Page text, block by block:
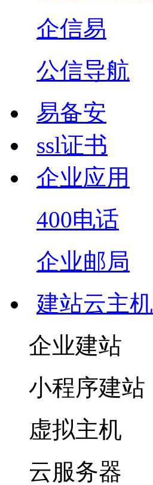
企信易
公信导航
易备安
ssl证书
企业应用
400电话
企业邮局
建站云主机
企业建站
小程序建站
虚拟主机
云服务器